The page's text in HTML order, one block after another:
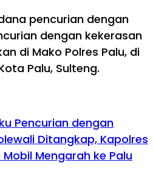
pencurian dengan
dengan kekerasan
di Mako Polres Palu, di
Palu, Sulteng.
Pencurian dengan
Ditangkap, Kapolres
Mengarah ke Palu